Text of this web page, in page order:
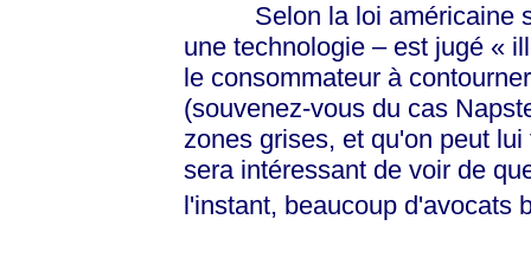
Selon la loi américaine
une technologie – est jugé «
le consommateur à
(souvenez-vous du cas
zones grises, et qu'on peut
sera intéressant de voir de
l'instant, beaucoup d'avocats